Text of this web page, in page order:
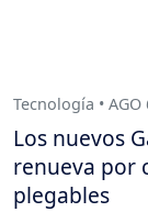
Tecnología • AGO
Los nuevos
renueva por
plegables